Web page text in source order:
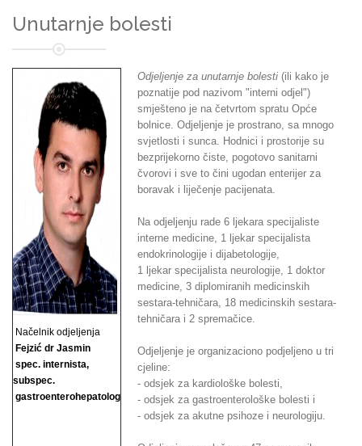
Unutarnje bolesti
Načelnik odjeljenja
Fejzić dr Jasmin
spec. internista,
subspec.
gastroenterohepatolog
Odjeljenje za unutarnje bolesti (ili kako je
poznatije pod nazivom "interni odjel")
smješteno je na četvrtom spratu Opće
bolnice. Odjeljenje je prostrano, sa mnogo
svjetlosti i sunca. Hodnici i prostorije su
bezprijekorno čiste, pogotovo sanitarni
čvorovi i sve to čini ugodan enterijer za
boravak i liječenje pacijenata.
Na odjeljenju rade 6 ljekara specijaliste
interne medicine, 1 ljekar specijalista
endokrinologije i dijabetologije,
1 ljekar specijalista neurologije, 1 doktor
medicine, 3 diplomiranih medicinskih
sestara-tehničara, 18 medicinskih sestara-
tehničara i 2 spremačice.
Odjeljenje je organizaciono podjeljeno u tri
cjeline:
- odsjek za kardiološke bolesti,
- odsjek za gastroenterološke bolesti i
- odsjek za akutne psihoze i neurologiju.